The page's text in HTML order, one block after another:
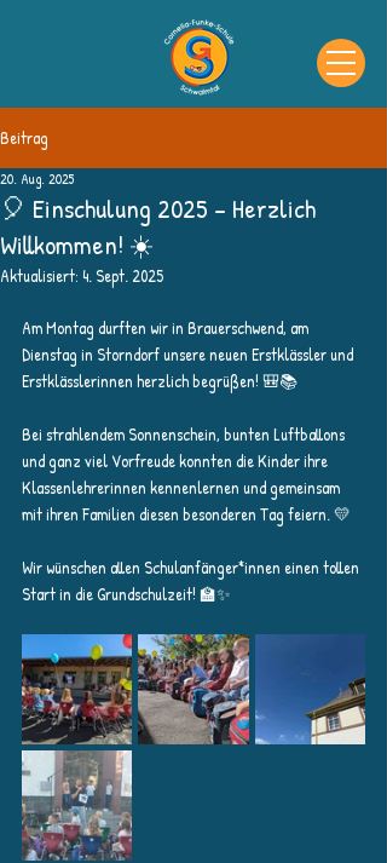
Beitrag
🎈 Einschulung 2025 – Herzlich
Willkommen! ☀️
20. Aug. 2025
Aktualisiert: 4. Sept. 2025
Am Montag durften wir in Brauerschwend, am
Dienstag in Storndorf unsere neuen Erstklässler und
Erstklässlerinnen herzlich begrüßen! 🎒📚
Bei strahlendem Sonnenschein, bunten Luftballons
und ganz viel Vorfreude konnten die Kinder ihre
Klassenlehrerinnen kennenlernen und gemeinsam
mit ihren Familien diesen besonderen Tag feiern. 💛
Wir wünschen allen Schulanfänger*innen einen tollen
Start in die Grundschulzeit! 🏫✨